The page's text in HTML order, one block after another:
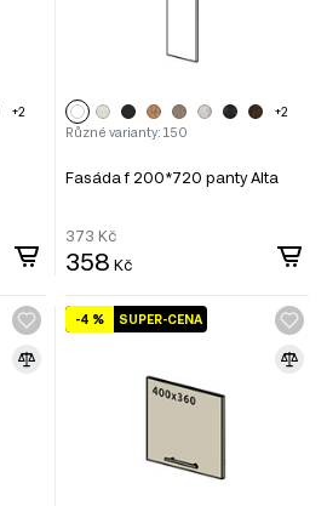
+2
+2
Různé varianty: 150
Fasáda f 200*720 panty Alta
373 Kč
358 Kč
SUPER-CENA
-4 %